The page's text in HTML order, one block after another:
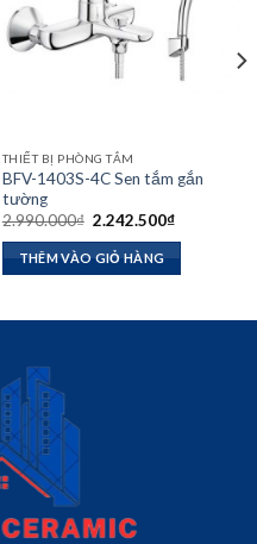
THIẾT BỊ PHÒNG TẮM
BFV-1403S-4C Sen tắm gắn
tường
2.990.000₫ Giá
là:
2.990.000₫.
2.242.500₫Giá
THÊM VÀO GIỎ HÀNG